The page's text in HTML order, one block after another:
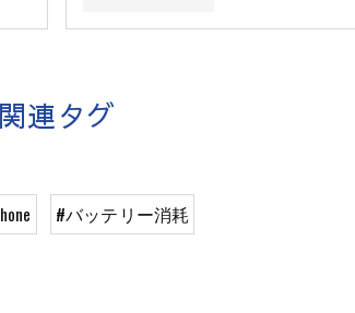
関連タグ
#バッテリー消耗